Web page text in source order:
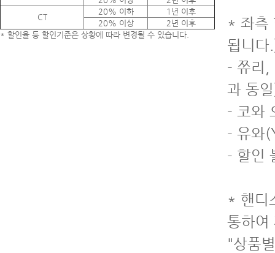
CT
20% 이하
1년 이후
20% 이상
2년 이후
* 할인율 등 할인기준은 상황에 따라 변경될 수 있습니다.
* 좌측
됩니다
- 쮸리,
과 동
- 코와
- 유와
- 할인
* 핸디
통하여
"상품